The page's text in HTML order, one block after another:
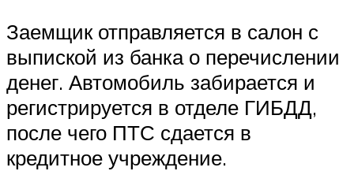
Заемщик отправляется в салон с
выпиской из банка о перечислении
денег. Автомобиль забирается и
регистрируется в отделе ГИБДД,
после чего ПТС сдается в
кредитное учреждение.